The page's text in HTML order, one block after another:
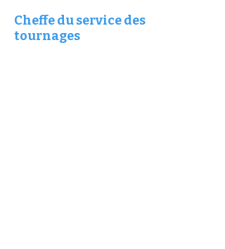
Cheffe du service des
tournages